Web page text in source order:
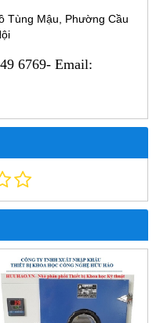
Tùng Mậu, Phường Cầu
6769- Email: